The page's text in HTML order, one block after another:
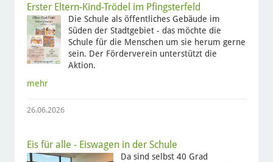
Erster Eltern-Kind-Trödel im Pfingsterfeld
Die Schule als öffentliches Gebäude im
Süden der Stadtgebiet - das möchte die
Schule für die Menschen um sie herum gerne
sein. Der Förderverein unterstützt die
Aktion.
mehr
26.06.2026
Eis für alle - Eiswagen in der Schule
Da sind selbst 40 Grad